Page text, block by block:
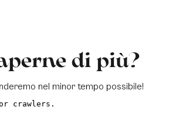
di più?
nel minor tempo possibile!